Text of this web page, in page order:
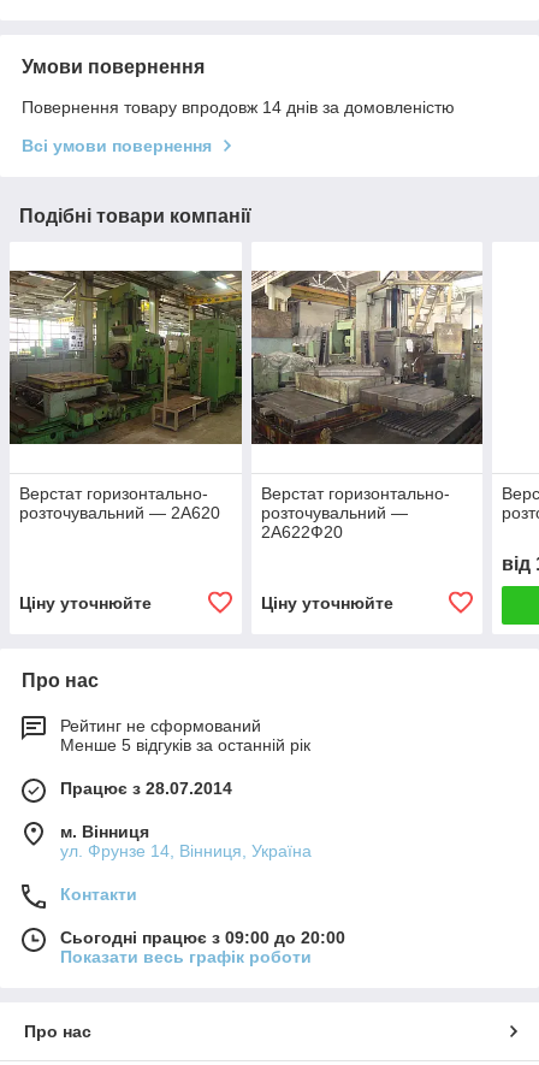
Умови повернення
Повернення товару впродовж 14 днів за домовленістю
Всі умови повернення
Подібні товари компанії
Верстат горизонтально-
розточувальний — 2А620
Ціну уточнюйте
Верстат горизонтально-
розточувальний —
2А622Ф20
Ціну уточнюйте
від
Про нас
Рейтинг не сформований
Менше 5 відгуків за останній рік
Працює з 28.07.2014
м. Вінниця
ул. Фрунзе 14, Вінниця, Україна
Контакти
Сьогодні працює з 09:00 до 20:00
Показати весь графік роботи
Про нас